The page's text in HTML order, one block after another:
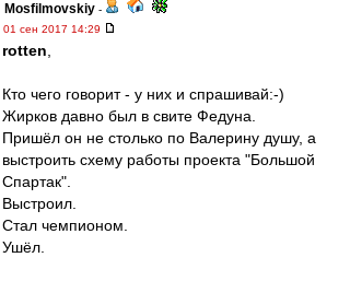
Mosfilmovskiy -
01 сен 2017 14:29
rotten
Кто чего говорит - у них и спрашивай:-)
Жирков давно был в свите Федуна.
Пришёл он не столько по Валерину душу, а
выстроить схему работы проекта "Большой
Спартак".
Выстроил.
Стал чемпионом.
Ушёл.